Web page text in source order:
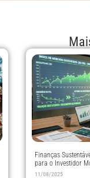
Finanças
para o Investidor
11/08/2025